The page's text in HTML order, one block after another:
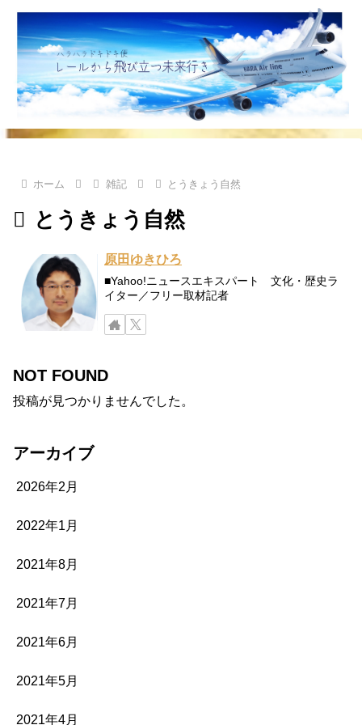
ホーム 雑記 とうきょう自然
とうきょう自然
原田ゆきひろ
■Yahoo!ニュースエキスパート 文化・歴史ラ
イター／フリー取材記者
NOT FOUND
投稿が見つかりませんでした。
アーカイブ
2026年2月
2022年1月
2021年8月
2021年7月
2021年6月
2021年5月
2021年4月